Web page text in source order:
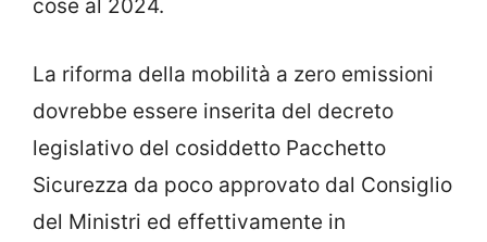
cose al 2024.
La riforma della mobilità a zero emissioni
dovrebbe essere inserita del decreto
legislativo del cosiddetto Pacchetto
Sicurezza da poco approvato dal Consiglio
del Ministri ed effettivamente in